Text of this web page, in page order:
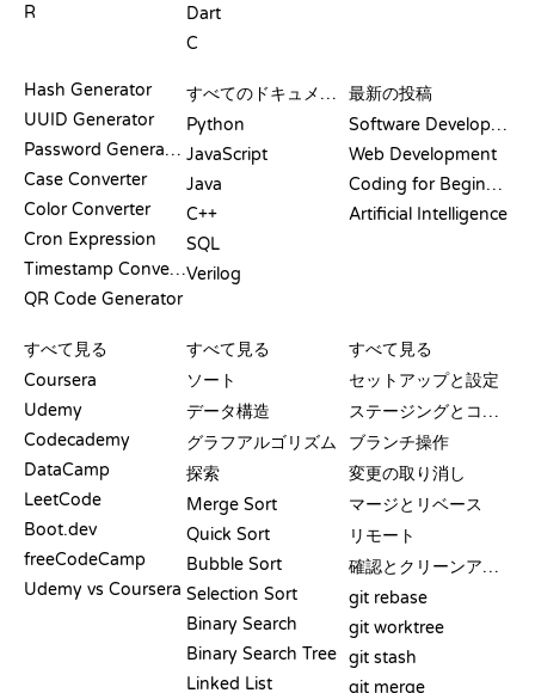
R
Dart
C
Hash Generator
UUID Generator
Password Generator
Case Converter
Color Converter
Cron Expression
Timestamp Converter
QR Code Generator
すべてのドキュメント
Python
JavaScript
Java
C++
SQL
Verilog
最新の投稿
Software Development
Web Development
Coding for Beginners
Artificial Intelligence
すべて見る
Coursera
Udemy
Codecademy
DataCamp
LeetCode
Boot.dev
freeCodeCamp
Udemy vs Coursera
すべて見る
ソート
データ構造
グラフアルゴリズム
探索
Merge Sort
Quick Sort
Bubble Sort
Selection Sort
Binary Search
Binary Search Tree
Linked List
すべて見る
セットアップと設定
ステージングとコミット
ブランチ操作
変更の取り消し
マージとリベース
リモート
確認とクリーンアップ
git rebase
git worktree
git stash
git merge